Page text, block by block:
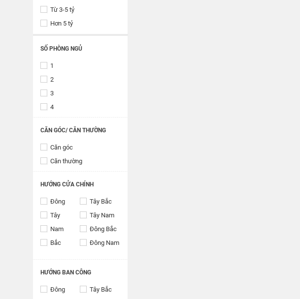
Từ 3-5 tỷ
Hơn 5 tỷ
SỐ PHÒNG NGỦ
1
2
3
4
CĂN GÓC/ CĂN THƯỜNG
Căn góc
Căn thường
HƯỚNG CỬA CHÍNH
Đông
Tây Bắc
Tây
Tây Nam
Nam
Đông Bắc
Bắc
Đông Nam
HƯỚNG BAN CÔNG
Đông
Tây Bắc